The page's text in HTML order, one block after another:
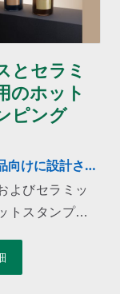
とセラミ
のホット
ピング
向けに設計さ
さと耐久性を兼
います。
よびセラミッ
トスタンプ箔
ロセスおよび
ク用途向けに